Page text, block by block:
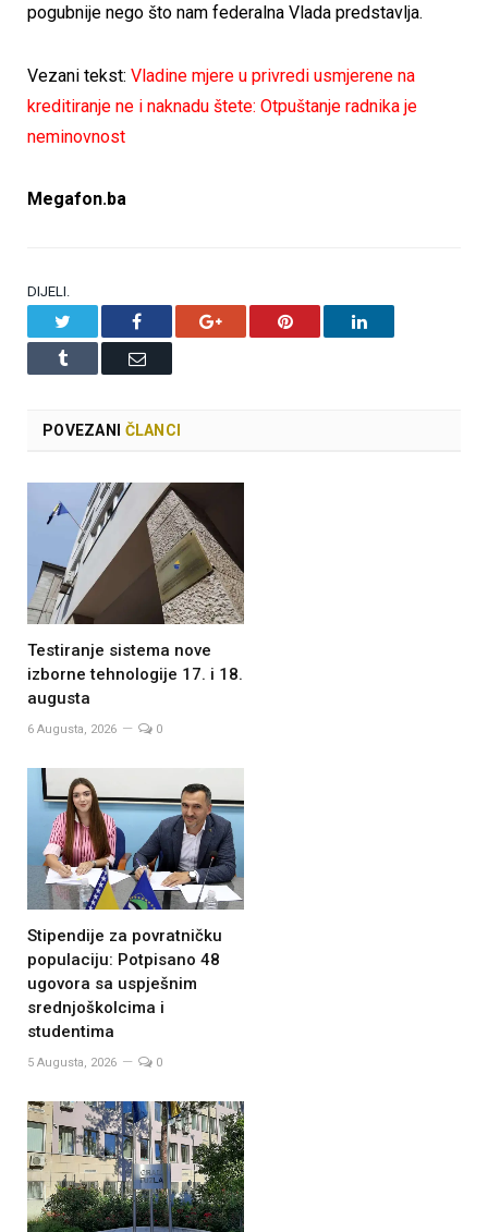
pogubnije nego što nam federalna Vlada predstavlja.
Vezani tekst: Vladine mjere u privredi usmjerene na
kreditiranje ne i naknadu štete: Otpuštanje radnika je
neminovnost
Megafon.ba
DIJELI.
Facebook Google+ Pinterest LinkedIn
Tumblr Email
POVEZANI ČLANCI
Testiranje sistema nove
izborne tehnologije 17. i 18.
augusta
6 Augusta, 2026 0
Stipendije za povratničku
populaciju: Potpisano 48
ugovora sa uspješnim
srednjoškolcima i
studentima
5 Augusta, 2026 0